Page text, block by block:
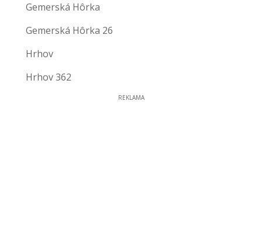
Gemerská Hôrka
Gemerská Hôrka 26
Hrhov
Hrhov 362
REKLAMA